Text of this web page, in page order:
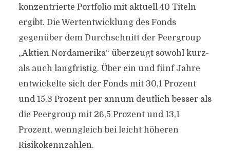
konzentrierte Portfolio mit aktuell 40 Titeln
ergibt. Die Wertentwicklung des Fonds
gegenüber dem Durchschnitt der Peergroup
„Aktien Nordamerika“ überzeugt sowohl kurz-
als auch langfristig. Über ein und fünf Jahre
entwickelte sich der Fonds mit 30,1 Prozent
und 15,3 Prozent per annum deutlich besser als
die Peergroup mit 26,5 Prozent und 13,1
Prozent, wenngleich bei leicht höheren
Risikokennzahlen.